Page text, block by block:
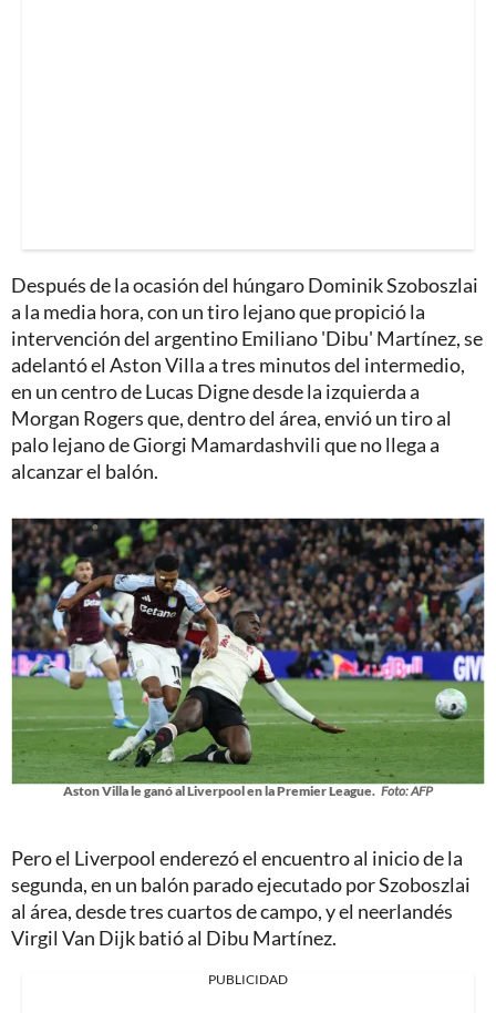
Después de la ocasión del húngaro Dominik Szoboszlai
a la media hora, con un tiro lejano que propició la
intervención del argentino Emiliano 'Dibu' Martínez, se
adelantó el Aston Villa a tres minutos del intermedio,
en un centro de Lucas Digne desde la izquierda a
Morgan Rogers que, dentro del área, envió un tiro al
palo lejano de Giorgi Mamardashvili que no llega a
alcanzar el balón.
Aston Villa le ganó al Liverpool en la Premier League. Foto: AFP
Pero el Liverpool enderezó el encuentro al inicio de la
segunda, en un balón parado ejecutado por Szoboszlai
al área, desde tres cuartos de campo, y el neerlandés
Virgil Van Dijk batió al Dibu Martínez.
PUBLICIDAD